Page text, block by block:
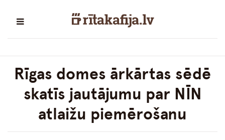
Rīgas domes ārkārtas sēdē
skatīs jautājumu par NĪN
atlaižu piemērošanu